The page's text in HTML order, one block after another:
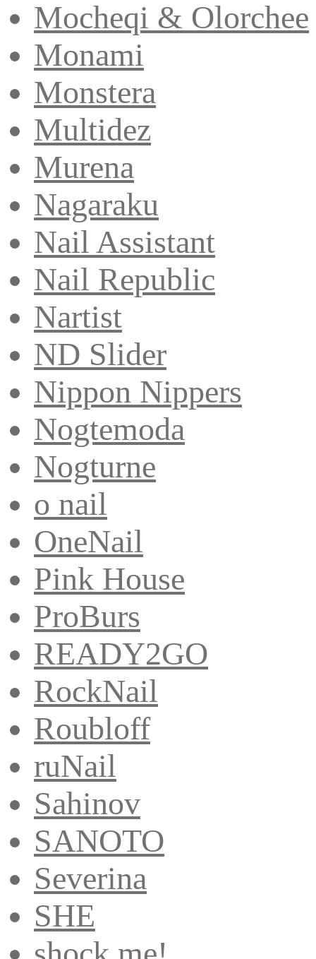
Mocheqi & Olorchee
Monami
Monstera
Multidez
Murena
Nagaraku
Nail Assistant
Nail Republic
Nartist
ND Slider
Nippon Nippers
Nogtemoda
Nogturne
o nail
OneNail
Pink House
ProBurs
READY2GO
RockNail
Roubloff
ruNail
Sahinov
SANOTO
Severina
SHE